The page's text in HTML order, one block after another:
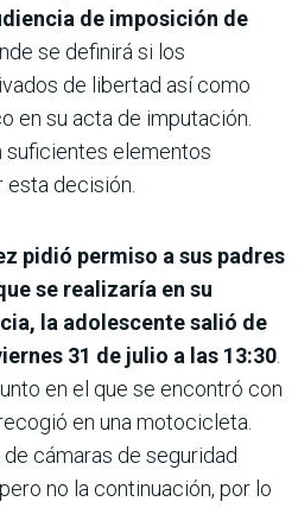
de imposición de
se definirá si los
de libertad así como
en su acta de imputación.
suficientes elementos
decisión.
pidió permiso a sus padres
se realizaría en su
la adolescente salió de
31 de julio a las 13:30.
en el que se encontró con
en una motocicleta.
cámaras de seguridad
no la continuación, por lo